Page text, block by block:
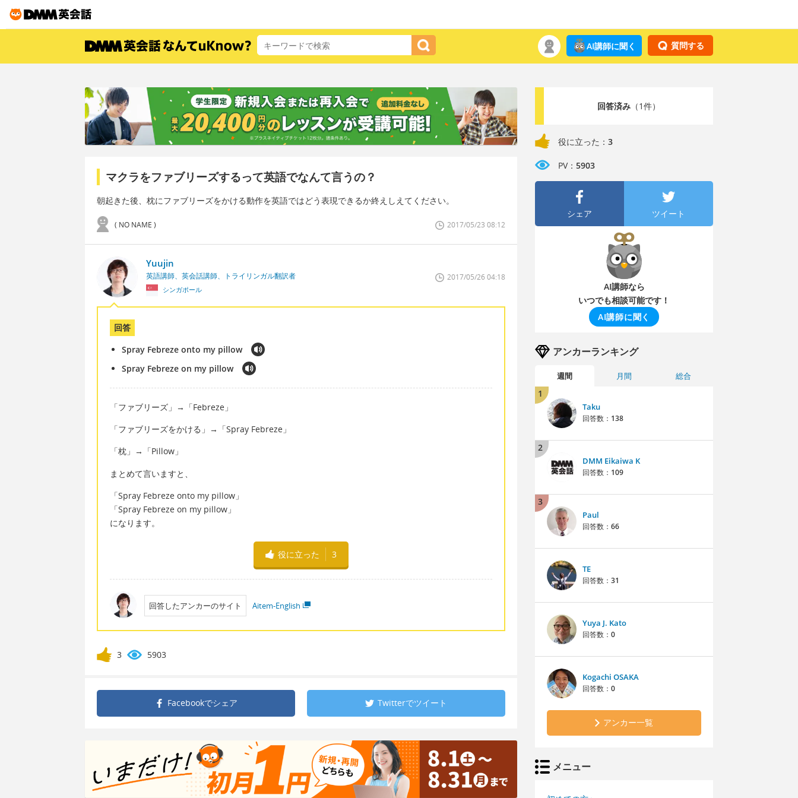
質問する
AI講師に聞く
マクラをファブリーズするって英語でなんて言うの？
朝起きた後、枕にファブリーズをかける動作を英語ではどう表現できるか終えしえてください。
( NO NAME ) 2017/05/23 08:12
Yuujin
英語講師、英会話講師、トライリンガル翻訳者
シンガポール
2017/05/26 04:18
回答
Spray Febreze onto my pillow
Spray Febreze on my pillow
「ファブリーズ」→「Febreze」
「ファブリーズをかける」→「Spray Febreze」
「枕」→「Pillow」
まとめて言いますと、
「Spray Febreze onto my pillow」
「Spray Febreze on my pillow」
になります。
役に立った 3
回答したアンカーのサイト Aitem-English
3 5903
Facebookでシェア Twitterでツイート
回答済み（1件）
役に立った： 3
PV： 5903
シェア ツイート
AI講師なら
いつでも相談可能です！
AI講師に聞く
アンカーランキング
週間 月間 総合
1
Taku
回答数： 138
2
DMM Eikaiwa K
回答数： 109
3
Paul
回答数： 66
TE
回答数： 31
Yuya J. Kato
回答数： 0
Kogachi OSAKA
回答数： 0
アンカー一覧
メニュー